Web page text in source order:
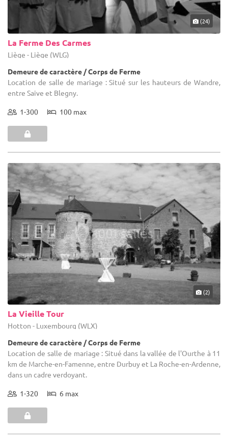
(24)
La Ferme Des Carmes
Liège - Liège (WLG)
Demeure de caractère / Corps de Ferme
Location de salle de mariage : Situé sur les hauteurs de Wandre,
entre Saive et Blegny.
1-300 100 max
(2)
La Vieille Tour
Hotton - Luxembourg (WLX)
Demeure de caractère / Corps de Ferme
Location de salle de mariage : Situé dans la vallée de l'Ourthe à 11
km de Marche-en-Famenne, entre Durbuy et La Roche-en-Ardenne,
dans un cadre verdoyant.
1-320 6 max